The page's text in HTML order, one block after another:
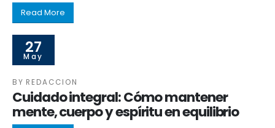
Read More
27
May
BY REDACCION
Cuidado integral: Cómo mantener
mente, cuerpo y espíritu en equilibrio